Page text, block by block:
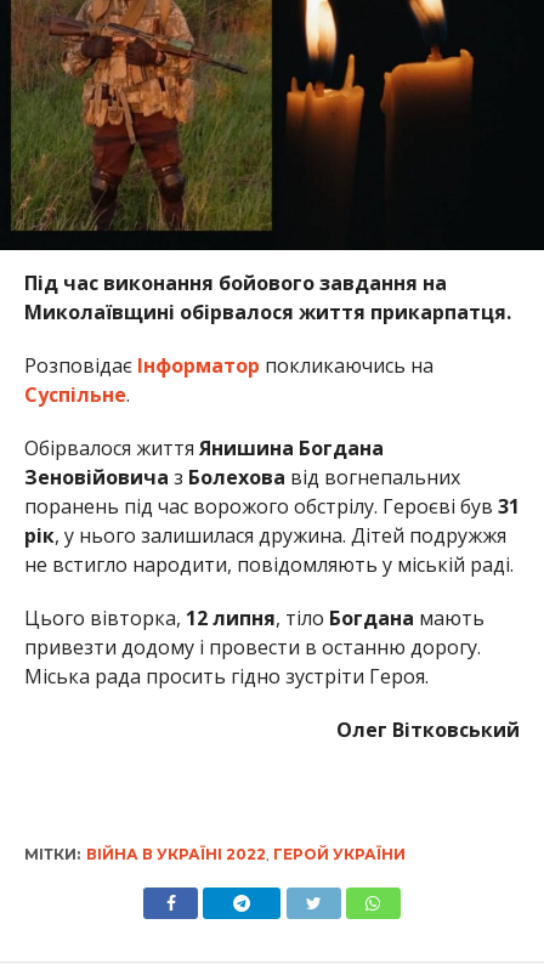
Під час виконання бойового завдання на
Миколаївщині обірвалося життя прикарпатця.
Розповідає Інформатор покликаючись на
Суспільне.
Обірвалося життя Янишина Богдана
Зеновійовича з Болехова від вогнепальних
поранень під час ворожого обстрілу. Героєві був 31
рік, у нього залишилася дружина. Дітей подружжя
не встигло народити, повідомляють у міській раді.
Цього вівторка, 12 липня, тіло Богдана мають
привезти додому і провести в останню дорогу.
Міська рада просить гідно зустріти Героя.
Олег Вітковський
МІТКИ: ВІЙНА В УКРАЇНІ 2022 ГЕРОЙ УКРАЇНИ